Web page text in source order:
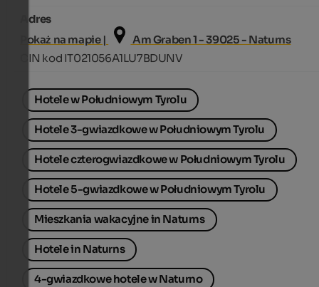
Adres
Pokaż na mapie |
Am Graben 1 - 39025 - Naturns
CIN kod IT021056A1LU7BDUNV
Hotele w Południowym Tyrolu
Hotele 3-gwiazdkowe w Południowym Tyrolu
Hotele czterogwiazdkowe w Południowym Tyrolu
Hotele 5-gwiazdkowe w Południowym Tyrolu
Mieszkania wakacyjne in Naturns
Hotele in Naturns
4-gwiazdkowe hotele w Naturno